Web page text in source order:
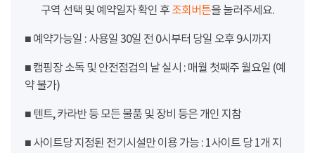
구역 선택 및 예약일자 확인 후 조회버튼을 눌러주세요.
■ 예약가능일 : 사용일 30일 전 0시부터 당일 오후 9시까지
■ 캠핑장 소독 및 안전점검의 날 실시 : 매월 첫째주 월요일 (예
약 불가)
■ 텐트, 카라반 등 모든 물품 및 장비 등은 개인 지참
■ 사이트당 지정된 전기시설만 이용 가능 : 1사이트 당 1개 지